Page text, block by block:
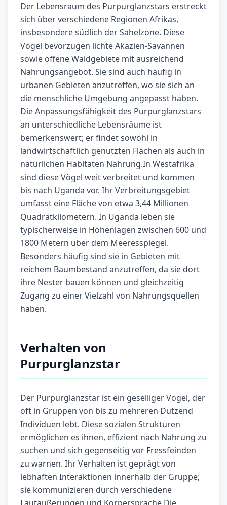
Der Lebensraum des Purpurglanzstars erstreckt
sich über verschiedene Regionen Afrikas,
insbesondere südlich der Sahelzone. Diese
Vögel bevorzugen lichte Akazien-Savannen
sowie offene Waldgebiete mit ausreichend
Nahrungsangebot. Sie sind auch häufig in
urbanen Gebieten anzutreffen, wo sie sich an
die menschliche Umgebung angepasst haben.
Die Anpassungsfähigkeit des Purpurglanzstars
an unterschiedliche Lebensräume ist
bemerkenswert; er findet sowohl in
landwirtschaftlich genutzten Flächen als auch in
natürlichen Habitaten Nahrung.In Westafrika
sind diese Vögel weit verbreitet und kommen
bis nach Uganda vor. Ihr Verbreitungsgebiet
umfasst eine Fläche von etwa 3,44 Millionen
Quadratkilometern. In Uganda leben sie
typischerweise in Höhenlagen zwischen 600 und
1800 Metern über dem Meeresspiegel.
Besonders häufig sind sie in Gebieten mit
reichem Baumbestand anzutreffen, da sie dort
ihre Nester bauen können und gleichzeitig
Zugang zu einer Vielzahl von Nahrungsquellen
haben.
Verhalten von
Purpurglanzstar
Der Purpurglanzstar ist ein geselliger Vogel, der
oft in Gruppen von bis zu mehreren Dutzend
Individuen lebt. Diese sozialen Strukturen
ermöglichen es ihnen, effizient nach Nahrung zu
suchen und sich gegenseitig vor Fressfeinden
zu warnen. Ihr Verhalten ist geprägt von
lebhaften Interaktionen innerhalb der Gruppe;
sie kommunizieren durch verschiedene